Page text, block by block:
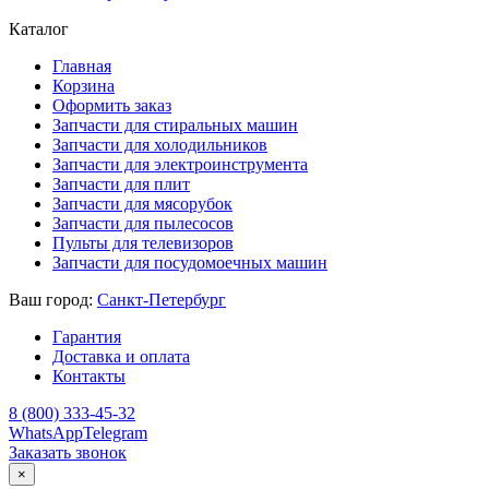
Каталог
Главная
Корзина
Оформить заказ
Запчасти для стиральных машин
Запчасти для холодильников
Запчасти для электроинструмента
Запчасти для плит
Запчасти для мясорубок
Запчасти для пылесосов
Пульты для телевизоров
Запчасти для посудомоечных машин
Ваш город: Санкт-Петербург
Гарантия
Доставка и оплата
Контакты
8 (800) 333-45-32
WhatsAppTelegram
Заказать звонок
×